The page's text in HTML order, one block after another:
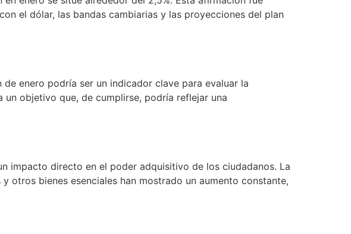
el dólar, las bandas cambiarias y las proyecciones del plan
enero podría ser un indicador clave para evaluar la
objetivo que, de cumplirse, podría reflejar una
impacto directo en el poder adquisitivo de los ciudadanos. La
otros bienes esenciales han mostrado un aumento constante,